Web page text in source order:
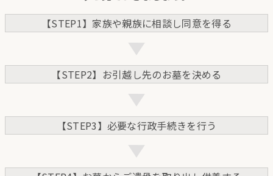
【STEP1】家族や親族に相談し同意を得る
【STEP2】お引越し先のお墓を決める
【STEP3】必要な行政手続きを行う